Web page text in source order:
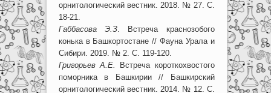
орнитологический вестник. 2018. № 27. С.
18-21.
Габбасова Э.З. Встреча краснозобого
конька в Башкортостане // Фауна Урала и
Сибири. 2019. № 2. С. 119-120.
Григорьев А.Е.
Встреча короткохвостого
поморника в Башкирии // Башкирский
орнитологический вестник. 2014. № 12. С.